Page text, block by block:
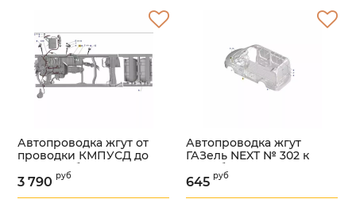
Автопроводка жгут от
проводки КМПУСД до
газового баллона (ООО
"Арзамасское ПО
3 790 руб
Автопроводка жгут
ГАЗель NEXT № 302 к
топл. баку (ООО
"Арзамасское ПО
645 руб